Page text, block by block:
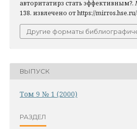
авторитатирз стать эффективным?.
138. извлечено от https://
Другие форматы
ВЫПУСК
Том 9 № 1 (2000)
РАЗДЕЛ